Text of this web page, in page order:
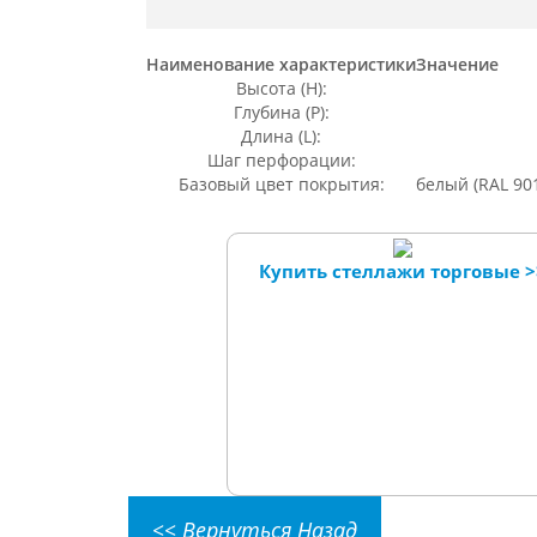
Наименование характеристикиЗначение
Высота (Н):
Глубина (Р):
Длина (L):
Шаг перфорации:
Базовый цвет покрытия:
белый (RAL
Купить стеллажи торговые
<< Вернуться Назад